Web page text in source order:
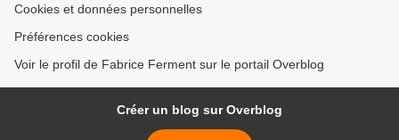
Cookies et données personnelles
Préférences cookies
Voir le profil de Fabrice Ferment sur le portail Overblog
Créer un blog sur Overblog